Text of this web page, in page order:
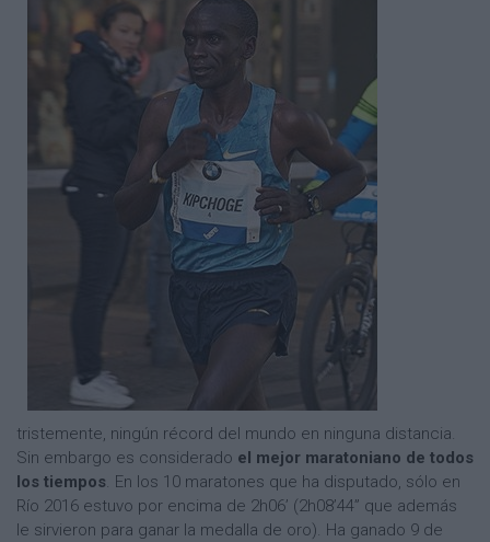
tristemente, ningún récord del mundo en ninguna distancia.
Sin embargo es considerado el mejor maratoniano de todos
los tiempos. En los 10 maratones que ha disputado, sólo en
Río 2016 estuvo por encima de 2h06’ (2h08’44” que además
le sirvieron para ganar la medalla de oro). Ha ganado 9 de